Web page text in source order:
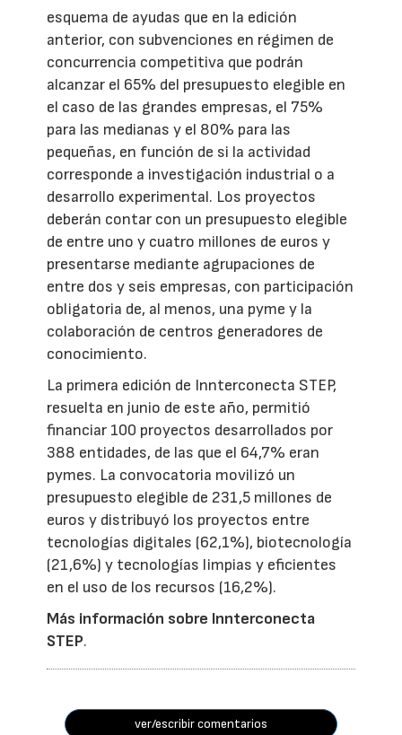
esquema de ayudas que en la edición
anterior, con subvenciones en régimen de
concurrencia competitiva que podrán
alcanzar el 65% del presupuesto elegible en
el caso de las grandes empresas, el 75%
para las medianas y el 80% para las
pequeñas, en función de si la actividad
corresponde a investigación industrial o a
desarrollo experimental. Los proyectos
deberán contar con un presupuesto elegible
de entre uno y cuatro millones de euros y
presentarse mediante agrupaciones de
entre dos y seis empresas, con participación
obligatoria de, al menos, una pyme y la
colaboración de centros generadores de
conocimiento.
La primera edición de Innterconecta STEP,
resuelta en junio de este año, permitió
financiar 100 proyectos desarrollados por
388 entidades, de las que el 64,7% eran
pymes. La convocatoria movilizó un
presupuesto elegible de 231,5 millones de
euros y distribuyó los proyectos entre
tecnologías digitales (62,1%), biotecnología
(21,6%) y tecnologías limpias y eficientes
en el uso de los recursos (16,2%).
Más información sobre Innterconecta
STEP.
ver/escribir comentarios